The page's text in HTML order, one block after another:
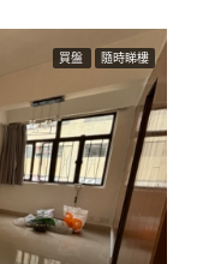
買盤 隨時睇樓